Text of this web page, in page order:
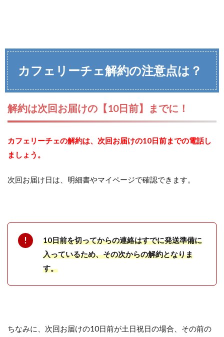
カフェリーチェ解約の注意点は？
解約は次回お届けの【10日前】までに！
カフェリーチェの解約は、次回お届けの10日前までの電話し
ましょう。
次回お届け日は、明細書やマイページで確認できます。
10日前を切ってからの連絡はすでに発送準備に
入っているため、その次からの解約となりま
す。
ちなみに、次回お届けの10日前が土日祝日の場合、その前の